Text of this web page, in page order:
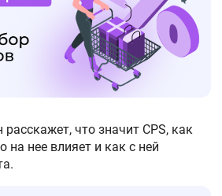
что значит CPS, как
на нее влияет и как с ней